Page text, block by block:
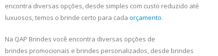
encontra diversas opções, desde simples com custo reduzido até
luxuosos, temos o brinde certo para cada orçamento.
Na QAP Brindes você encontra diversas opções de
brindes promocionais e brindes personalizados, desde brindes